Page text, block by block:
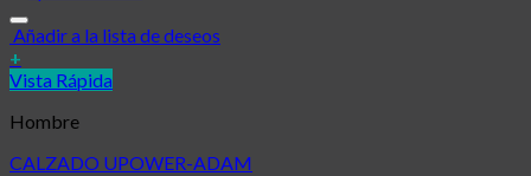
Añadir a la lista de deseos
+
Vista Rápida
Hombre
CALZADO UPOWER-ADAM